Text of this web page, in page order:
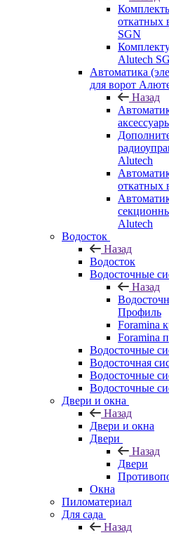
откатных
SGN
Alutech
Автоматика
для ворот
Назад
Alutech
откатных
Alutech
Водосток
Назад
Водосток
Водосточные
Назад
Профиль
Foramina
Foramina
Водосточные
Водосточная
Водосточные
Водосточные
Двери и окна
Назад
Двери и окна
Двери
Назад
Двери
Окна
Пиломатериал
Для сада
Назад